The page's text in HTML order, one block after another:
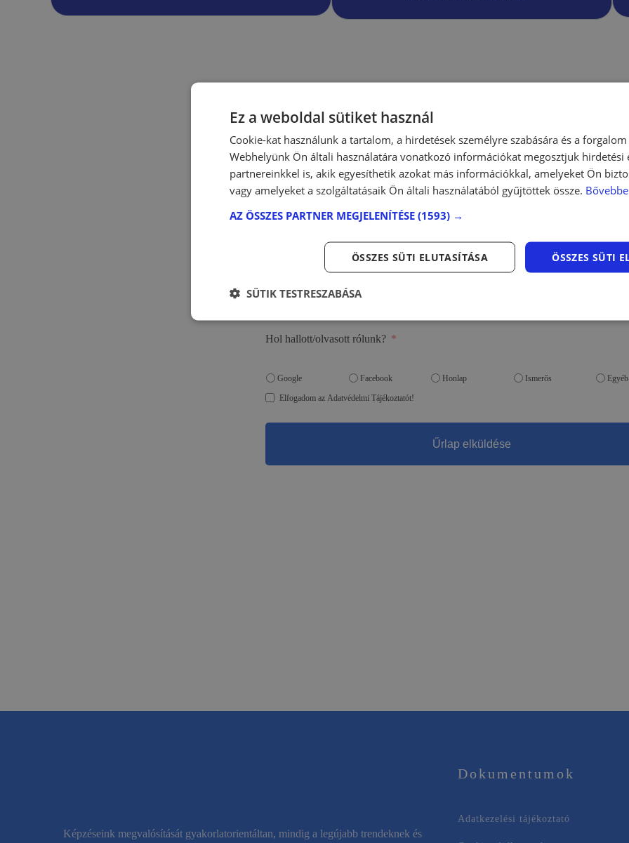
Megjegyzés
Hol hallott/olvasott rólunk?
Google Facebook Honlap Ismerős
Egyéb
Elfogadom az Adatvédelmi Tájékoztatót!
Űrlap elküldése
Képzéseink megvalósítását gyakorlatorientáltan, mindig a legújabb trendeknek és
Dokumentumok
Adatkezelési tájékoztató
Ez a weboldal sütiket használ
Cookie-kat használunk a tartalom, a hirdetések személyre szabására és a forgalom
Webhelyünk Ön általi használatára vonatkozó információkat megosztjuk hirdetési
partnereinkkel is, akik egyesíthetik azokat más információkkal, amelyeket Ön
vagy amelyeket a szolgáltatásaik Ön általi használatából gyűjtöttek össze.
AZ ÖSSZES PARTNER MEGJELENÍTÉSE (1593) →
ÖSSZES SÜTI
ÖSSZES SÜTI ELUTASÍTÁSA
SÜTIK TESTRESZABÁSA